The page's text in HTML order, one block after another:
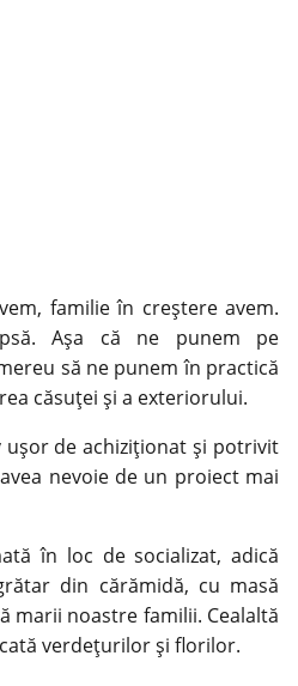
familie în creştere avem.
Aşa că ne punem pe
să ne punem în practică
căsuţei şi a exteriorului.
uşor de achiziţionat şi potrivit
nevoie de un proiect mai
în loc de socializat, adică
din cărămidă, cu masă
marii noastre familii. Cealaltă
verdeţurilor şi florilor.